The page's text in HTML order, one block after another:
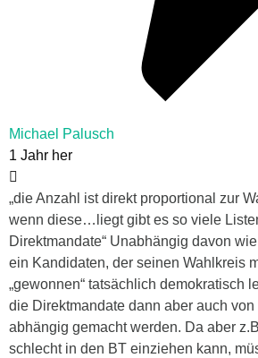
Michael Palusch
1 Jahr her
„die Anzahl ist direkt proportional zur
wenn diese…liegt gibt es so viele
Direktmandate“ Unabhängig davon
ein Kandidaten, der seinen Wahlkreis
„gewonnen“ tatsächlich demokratisch
die Direktmandate dann aber auch
abhängig gemacht werden. Da aber
schlecht in den BT einziehen kann,